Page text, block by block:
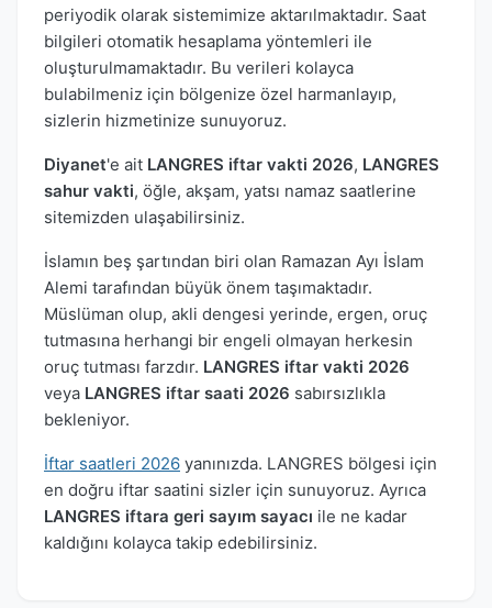
periyodik olarak sistemimize aktarılmaktadır. Saat
bilgileri otomatik hesaplama yöntemleri ile
oluşturulmamaktadır. Bu verileri kolayca
bulabilmeniz için bölgenize özel harmanlayıp,
sizlerin hizmetinize sunuyoruz.
Diyanet'e ait LANGRES iftar vakti 2026, LANGRES
sahur vakti, öğle, akşam, yatsı namaz saatlerine
sitemizden ulaşabilirsiniz.
İslamın beş şartından biri olan Ramazan Ayı İslam
Alemi tarafından büyük önem taşımaktadır.
Müslüman olup, akli dengesi yerinde, ergen, oruç
tutmasına herhangi bir engeli olmayan herkesin
oruç tutması farzdır. LANGRES iftar vakti 2026
veya LANGRES iftar saati 2026 sabırsızlıkla
bekleniyor.
İftar saatleri 2026 yanınızda. LANGRES bölgesi için
en doğru iftar saatini sizler için sunuyoruz. Ayrıca
LANGRES iftara geri sayım sayacı ile ne kadar
kaldığını kolayca takip edebilirsiniz.